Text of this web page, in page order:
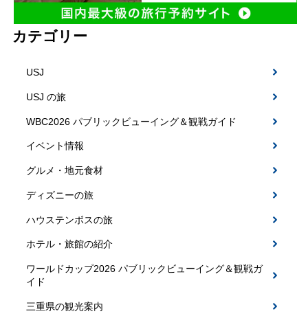
カテゴリー
USJ
USJ の旅
WBC2026 パブリックビューイング＆観戦ガイド
イベント情報
グルメ・地元食材
ディズニーの旅
ハウステンボスの旅
ホテル・旅館の紹介
ワールドカップ2026 パブリックビューイング＆観戦ガ
イド
三重県の観光案内